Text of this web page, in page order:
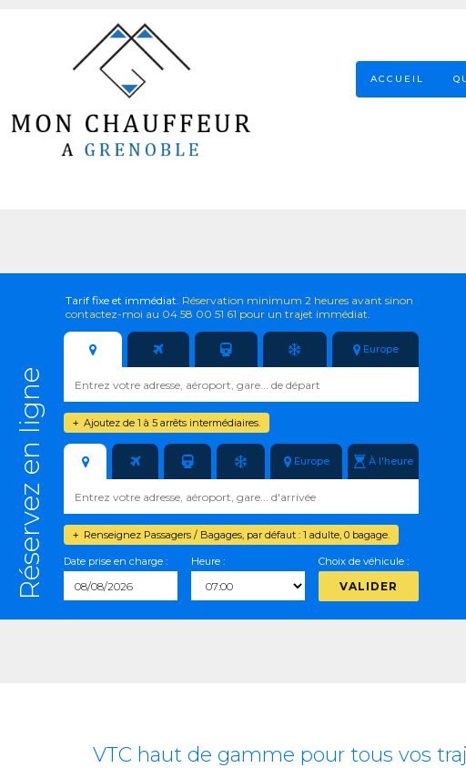
ACCUEIL
Réservez en ligne
Tarif fixe et immédiat. Réservation minimum 2 heures avant sinon
contactez-moi au 04 58 00 51 61 pour un trajet immédiat.
Europe
Ajoutez de 1 à 5 arrêts intermédiaires.
+
Europe À l'heure
Renseignez Passagers / Bagages, par défaut : 1 adulte, 0 bagage.
+
Date prise en charge : Heure : Choix de véhicule :
VALIDER
VTC haut de gamme pour tous vos